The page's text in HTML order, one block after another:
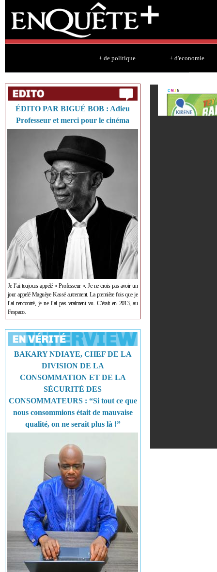
+ de politique + d'economie
ÉDITO PAR BIGUÉ BOB : Adieu
Professeur et merci pour le cinéma
Je l’ai toujours appelé « Professeur ». Je ne crois pas avoir un
jour appelé Maguèye Kassé autrement. La première fois que je
l’ai rencontré, je ne l’ai pas vraiment vu. C’était en 2013, au
Fespaco.
BAKARY NDIAYE, CHEF DE LA
DIVISION DE LA
CONSOMMATION ET DE LA
SÉCURITÉ DES
CONSOMMATEURS : “Si tout ce que
nous consommions était de mauvaise
qualité, on ne serait plus là !”